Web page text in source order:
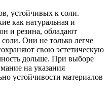
устойчивых к соли.
как натуральная и
и резина, обладают
Они не только легче
свою эстетическую
дольше. При выборе
на указания
устойчивости материалов